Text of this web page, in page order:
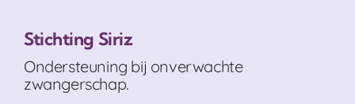
Stichting Siriz
Ondersteuning bij onverwachte
zwangerschap.